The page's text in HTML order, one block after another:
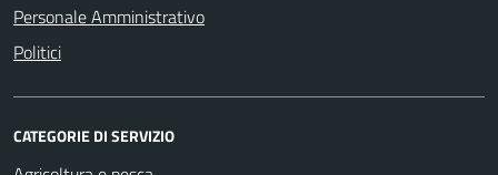
Personale Amministrativo
Politici
CATEGORIE DI SERVIZIO